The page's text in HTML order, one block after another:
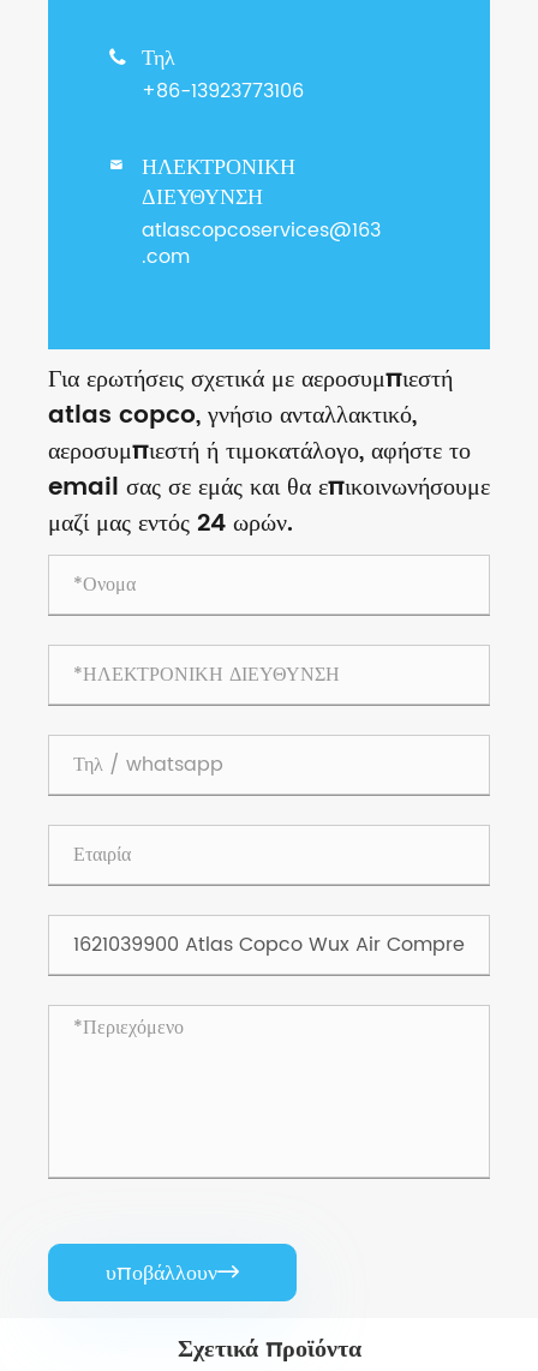
 Τηλ
+86-13923773106

ΗΛΕΚΤΡΟΝΙΚΗ
ΔΙΕΥΘΥΝΣΗ
atlascopcoservices@163
.com
Για ερωτήσεις σχετικά με αεροσυμπιεστή
atlas copco, γνήσιο ανταλλακτικό,
αεροσυμπιεστή ή τιμοκατάλογο, αφήστε το
email σας σε εμάς και θα επικοινωνήσουμε
μαζί μας εντός 24 ωρών.
υποβάλλουν
Σχετικά προϊόντα